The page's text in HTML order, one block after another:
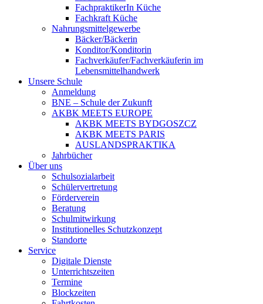
FachpraktikerIn Küche
Fachkraft Küche
Nahrungsmittelgewerbe
Bäcker/Bäckerin
Konditor/Konditorin
Fachverkäufer/Fachverkäuferin im
Lebensmittelhandwerk
Unsere Schule
Anmeldung
BNE – Schule der Zukunft
AKBK MEETS EUROPE
AKBK MEETS BYDGOSZCZ
AKBK MEETS PARIS
AUSLANDSPRAKTIKA
Jahrbücher
Über uns
Schulsozialarbeit
Schülervertretung
Förderverein
Beratung
Schulmitwirkung
Institutionelles Schutzkonzept
Standorte
Service
Digitale Dienste
Unterrichtszeiten
Termine
Blockzeiten